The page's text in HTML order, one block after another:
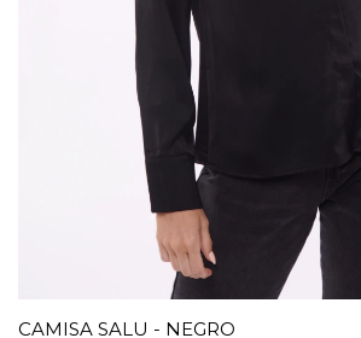
CAMISA SALU - NEGRO